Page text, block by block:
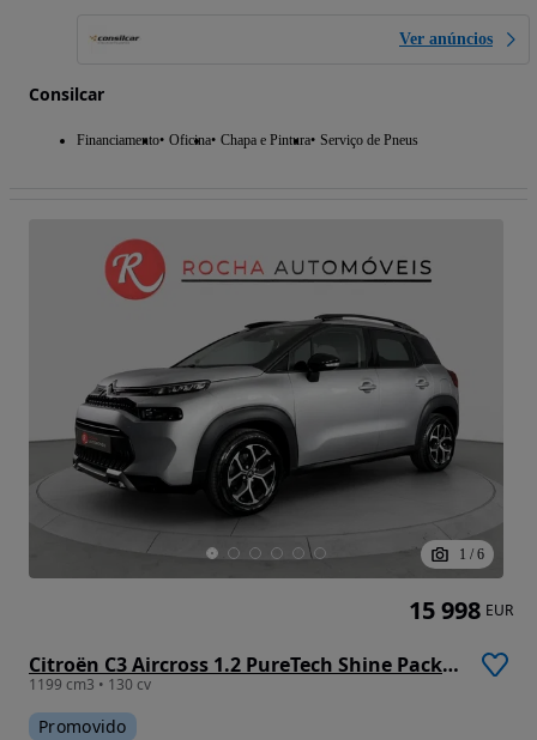
Ver anúncios
Consilcar
Financiamento Oficina Chapa e Pintura Serviço de Pneus
1 / 6
Citroën C3 Aircross 1.2 PureTech Shine Pack EAT6
1199 cm3 • 130 cv
Promovido
15 998 EUR